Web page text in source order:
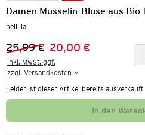
Damen Musselin-Bluse aus
helllila
Vorheriger Preis:
25,99 €
Neuer Preis:20,00 €
inkl. MwSt. ggf.
zzgl. Versandkosten
Leider ist dieser Artikel bereits ausverkauft
In den